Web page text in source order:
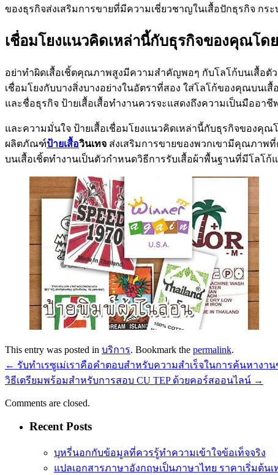
ของธุรกิจส่งเสริมการขายที่มีความเชี่ยวชาญในเสื้อปักธุรกิจ กร
เชื่อมโยงแนวคิดเหล่านี้กับธุรกิจของคุณโด
อย่าทำผิดเสื้อเชิ้ตคุณภาพสูงมีความสำคัญพอๆ กับโลโก้บนเสื้อ
เชื่อมโยงกับบางสิ่งบางอย่างในอัตราที่สอง ใส่โลโก้ของคุณบน
และชื่อธุรกิจ ป้ายเสื้อเสื้อทำงานควรจะแสดงถึงความเป็นมืออาชี
และความมั่นใจ ป้ายเสื้อเชื่อมโยงแนวคิดเหล่านี้กับธุรกิจของคุ
ผลิตภัณฑ์ป้ายเสื้อวินเทจ ส่งเสริมการขายของพวกเขามีคุณภาพ
บนเสื้อเชิ้ตทำงานเป็นตัวกำหนดวิธีการรับเสื้อผ้าพื้นฐานที่มีโลโก้
This entry was posted in บริการ. Bookmark the permalink.
← รับทำเรซูเม่เราคือคำตอบสำหรับความสำเร็จในการค้นหางา
วิธีเตรียมพร้อมสำหรับการสอบ CU TEP ด้วยคอร์สออนไลน์ →
Comments are closed.
Recent Posts
บุหรี่นอกกับข้อมูลที่ควรรู้ทำความเข้าใจข้อเท็จจริง
แปลเอกสารภาษาอังกฤษเป็นภาษาไทย ราคาเริ่มต้นเ